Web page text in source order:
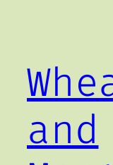
and